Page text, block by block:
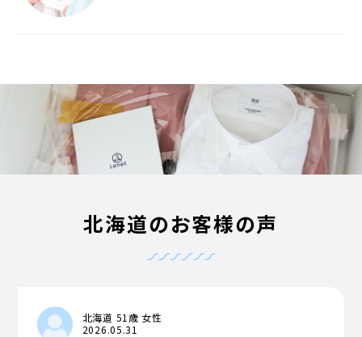
北海道のお客様の声
北海道 51歳 女性
2026.05.31